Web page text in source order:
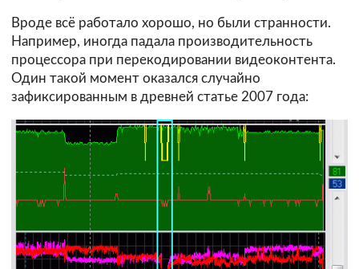
Вроде всё работало хорошо, но были странности.
Например, иногда падала производительность
процессора при перекодировании видеоконтента.
Один такой момент оказался случайно
зафиксированным в древней статье 2007 года: